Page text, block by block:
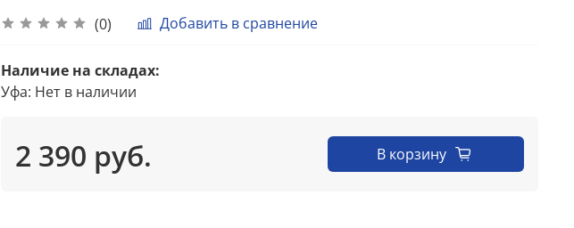
(0) Добавить в сравнение
Наличие на складах:
Уфа: Нет в наличии
2 390 руб. В корзину